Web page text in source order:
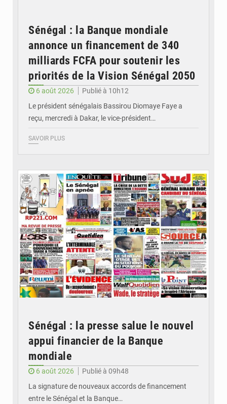
Sénégal : la Banque mondiale
annonce un financement de 340
milliards FCFA pour soutenir les
priorités de la Vision Sénégal 2050
6 août 2026
Publié à 10h12
Le président sénégalais Bassirou Diomaye Faye a
reçu, mercredi à Dakar, le vice-président…
SAVOIR PLUS
Sénégal : la presse salue le nouvel
appui financier de la Banque
mondiale
6 août 2026
Publié à 09h48
La signature de nouveaux accords de financement
entre le Sénégal et la Banque…